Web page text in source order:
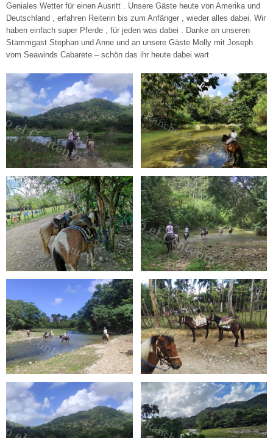
Geniales Wetter für einen Ausritt . Unsere Gäste heute von Amerika und
Deutschland , erfahren Reiterin bis zum Anfänger , wieder alles dabei. Wir
haben einfach super Pferde , für jeden was dabei . Danke an unseren
Stammgast Stephan und Anne und an unsere Gäste Molly mit Joseph
vom Seawinds Cabarete – schön das ihr heute dabei wart